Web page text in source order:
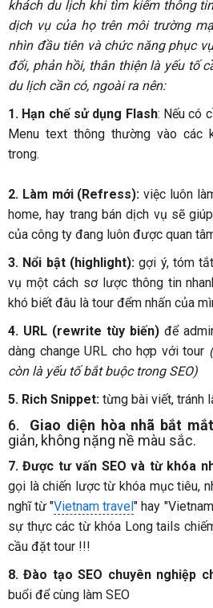
khách du lịch khi tìm kiếm thông
dịch vụ của họ trên môi trường
nhìn đầu tiên và chức năng phục
đổi, phản hồi, thân thiện là yếu tố
du lịch cần có, ngoài ra nên:
1. Hạn chế sử dụng Flash: Nếu có
Menu text thông thường vào các
trong.
2. Làm mới (Refress):việc luôn
home, hay trang bán dịch vụ sẽ
của công ty đang luôn được quan
3. Nổi bật (highlight):gợi ý, tóm
vụ một cách sơ lược thông tin
khó biết đâu là tour đểm nhấn của
4. URL (rewrite tùy biến) để
dàng change URL cho hợp với tour
còn là yếu tố bắt buộc trong SEO)
5. Rich Snippet: từng bài viết, tránh
6. Giao diện hòa nhã bắt mắt
giản, không nặng nề màu sắc.
7. Được tư vấn SEO và từ khóa
gọi là chiến lược từ khóa mục tiêu,
nghĩ từ "Vietnam travel" hay
sự thực các từ khóa Long tails
cầu đặt tour !!!
8. Đào tạo SEO chuyên nghiệp
buổi để cùng làm SEO